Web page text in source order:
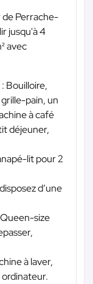
Perrache-
jusqu'à 4
avec
Bouilloire,
pain, un
à café
déjeuner,
lit pour 2
d’une
size
à laver,